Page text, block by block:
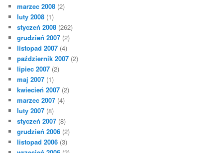
marzec 2008 (2)
luty 2008 (1)
styczeń 2008 (262)
grudzień 2007 (2)
listopad 2007 (4)
październik 2007 (2)
lipiec 2007 (2)
maj 2007 (1)
kwiecień 2007 (2)
marzec 2007 (4)
luty 2007 (8)
styczeń 2007 (8)
grudzień 2006 (2)
listopad 2006 (3)